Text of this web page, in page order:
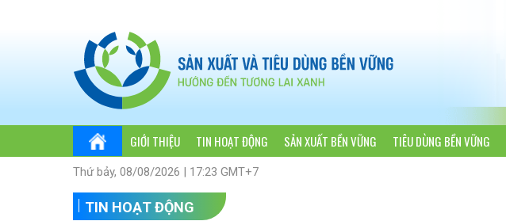
GIỚI THIỆU TIN HOẠT ĐỘNG SẢN XUẤT BỀN VỮNG TIÊU DÙNG BỀN VỮNG
Thứ bảy, 08/08/2026 | 17:23 GMT+7
TIN HOẠT ĐỘNG